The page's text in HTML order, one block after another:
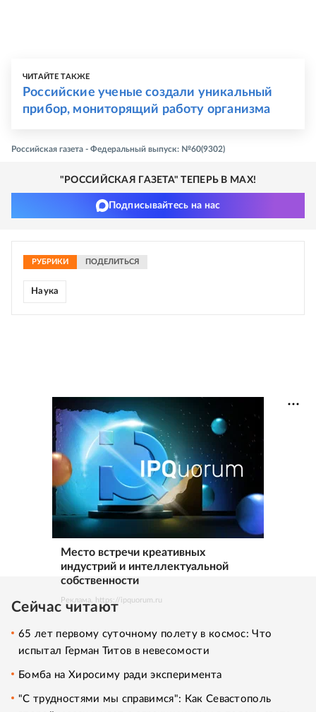
ЧИТАЙТЕ ТАКЖЕ
Российские ученые создали уникальный
прибор, мониторящий работу организма
Российская газета - Федеральный выпуск: №60(9302)
"РОССИЙСКАЯ ГАЗЕТА" ТЕПЕРЬ В MAX!
Подписывайтесь на нас
РУБРИКИ ПОДЕЛИТЬСЯ
Наука
Место встречи креативных
индустрий и интеллектуальной
собственности
Реклама. https://ipquorum.ru
Сейчас читают
65 лет первому суточному полету в космос: Что
испытал Герман Титов в невесомости
Бомба на Хиросиму ради эксперимента
"С трудностями мы справимся": Как Севастополь